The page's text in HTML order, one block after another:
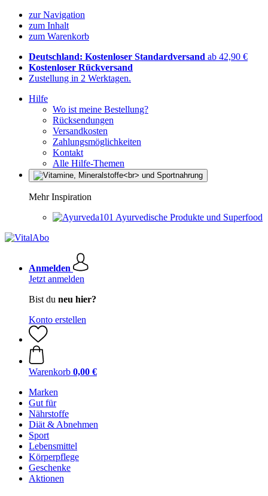
zur Navigation
zum Inhalt
zum Warenkorb
Deutschland: Kostenloser Standardversand ab 42,90 €
Kostenloser Rückversand
Zustellung in 2 Werktagen.
Hilfe
Wo ist meine Bestellung?
Rücksendungen
Versandkosten
Zahlungsmöglichkeiten
Kontakt
Alle Hilfe-Themen
Mehr Inspiration
Ayurvedische Produkte und Superfood
Anmelden
Jetzt anmelden
Bist du neu hier?
Konto erstellen
Warenkorb 0,00 €
Marken
Gut für
Nährstoffe
Diät & Abnehmen
Sport
Lebensmittel
Körperpflege
Geschenke
Aktionen